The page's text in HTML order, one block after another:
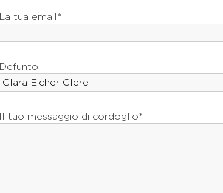
La tua email*
Defunto
Il tuo messaggio di cordoglio*